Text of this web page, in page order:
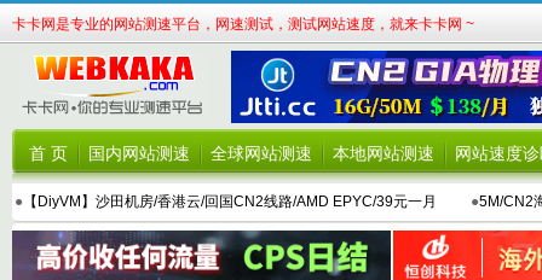
卡卡网是专业的网站测速平台，网速测试，测试网站速度，就来卡卡网 ~
首 页 国内网站测速 全球网站测速 本地网站测速 网站速度
● 【DiyVM】沙田机房/香港云/回国CN2线路/AMD EPYC/39元一月 ●5M/CN2